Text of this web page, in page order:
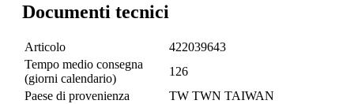
Documenti tecnici
Articolo
422039643
Tempo medio consegna
(giorni calendario)
126
Paese di provenienza
TW TWN TAIWAN